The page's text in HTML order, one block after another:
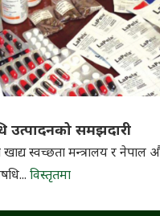
समझदारी
स्वच्छता मन्त्रालय र नेपाल
विस्तृतमा